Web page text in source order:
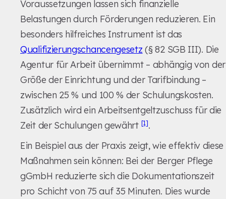
Voraussetzungen lassen sich finanzielle
Belastungen durch Förderungen reduzieren. Ein
besonders hilfreiches Instrument ist das
Qualifizierungschancengesetz (§ 82 SGB III). Die
Agentur für Arbeit übernimmt – abhängig von der
Größe der Einrichtung und der Tarifbindung –
zwischen 25 % und 100 % der Schulungskosten.
Zusätzlich wird ein Arbeitsentgeltzuschuss für die
Zeit der Schulungen gewährt [1].
Ein Beispiel aus der Praxis zeigt, wie effektiv diese
Maßnahmen sein können: Bei der Berger Pflege
gGmbH reduzierte sich die Dokumentationszeit
pro Schicht von 75 auf 35 Minuten. Dies wurde